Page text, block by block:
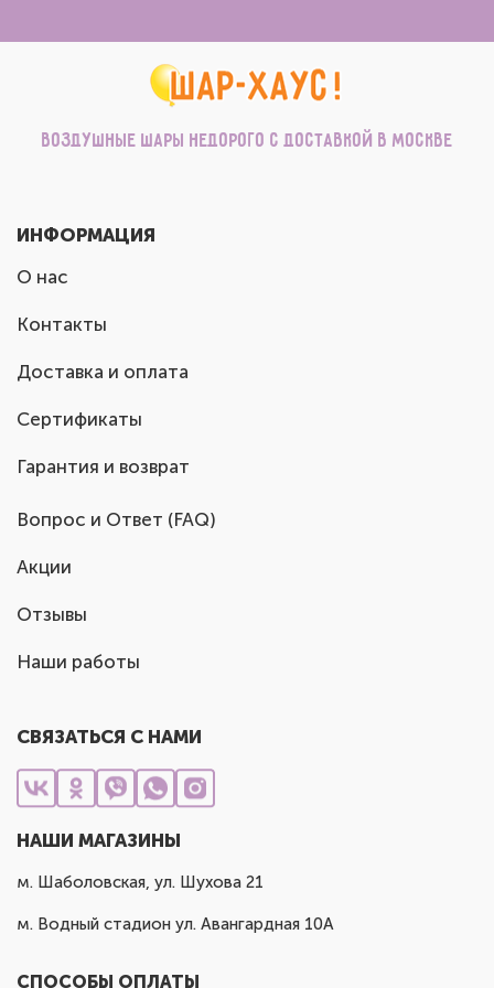
Воздушные шары недорого с доставкой в Москве
ИНФОРМАЦИЯ
О нас
Контакты
Доставка и оплата
Сертификаты
Гарантия и возврат
Вопрос и Ответ (FAQ)
Акции
Отзывы
Наши работы
СВЯЗАТЬСЯ С НАМИ
НАШИ МАГАЗИНЫ
м. Шаболовская, ул. Шухова 21
м. Водный стадион ул. Авангардная 10А
СПОСОБЫ ОПЛАТЫ